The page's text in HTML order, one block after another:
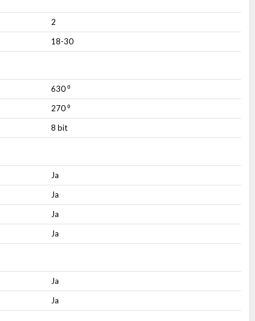
2
18-30
630 ⁰
270 ⁰
8 bit
Ja
Ja
Ja
Ja
Ja
Ja